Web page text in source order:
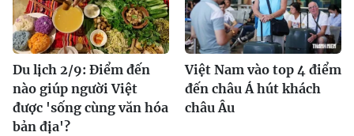
Du lịch 2/9: Điểm đến
nào giúp người Việt
được 'sống cùng văn hóa
bản địa'?
Việt Nam vào top 4 điểm
đến châu Á hút khách
châu Âu